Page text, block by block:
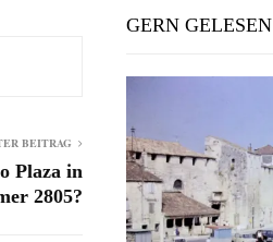
BEITRAG
Plaza in
2805?
GERN GELESEN